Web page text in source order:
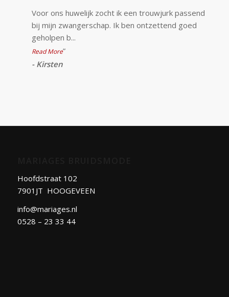
Voor ons huwelijk zocht ik een trouwjurk passend
bij mijn zwangerschap. Ik ben ontzettend goed
geholpen b...
Read More”
- Kirsten
Hoofdstraat 102
7901JT HOOGEVEEN
info@mariages.nl
0528 – 23 33 44